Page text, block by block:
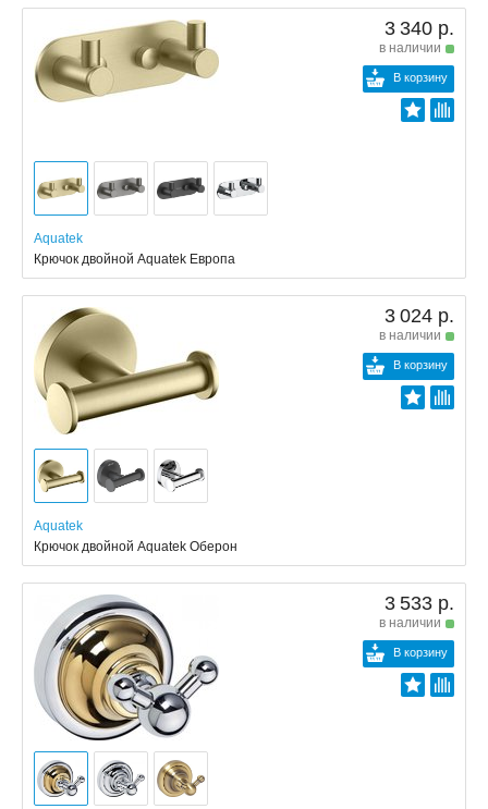
3 340 р.
в наличии
В корзину
Aquatek
Крючок двойной Aquatek Европа
3 024 р.
в наличии
В корзину
Aquatek
Крючок двойной Aquatek Оберон
3 533 р.
в наличии
В корзину